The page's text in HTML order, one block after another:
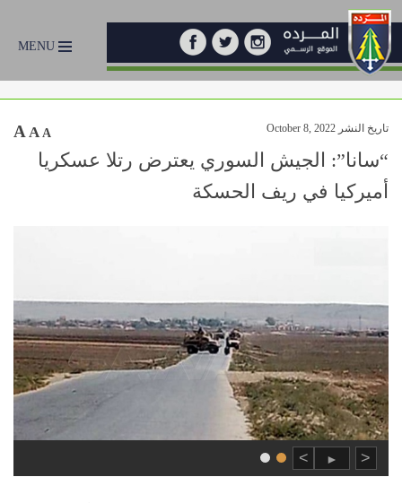
MENU
تاريخ النشر October 8, 2022 A A A
“سانا”: الجيش السوري يعترض رتلا عسكريا
أميركيا في ريف الحسكة
<
►
>